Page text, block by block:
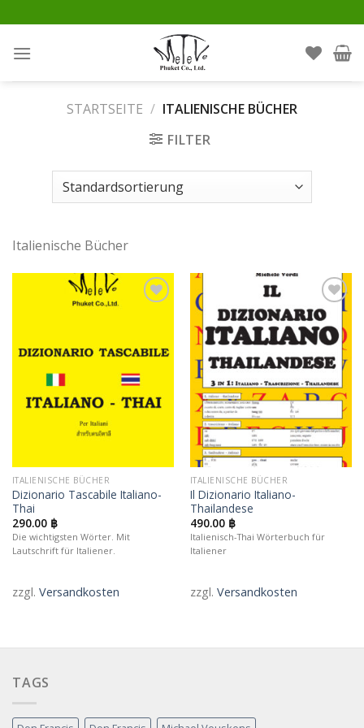
to
content
STARTSEITE / ITALIENISCHE BÜCHER
FILTER
Italienische Bücher
ITALIENISCHE BÜCHER
Dizionario Tascabile Italiano-
Thai
290.00 ฿
Die wichtigsten Wörter. Mit
Lautschrift für Italiener.
zzgl. Versandkosten
Auf die
Wunschliste
ITALIENISCHE BÜCHER
Il Dizionario Italiano-
Thailandese
490.00 ฿
Italienisch-Thai Wörterbuch für
Italiener
zzgl. Versandkosten
TAGS